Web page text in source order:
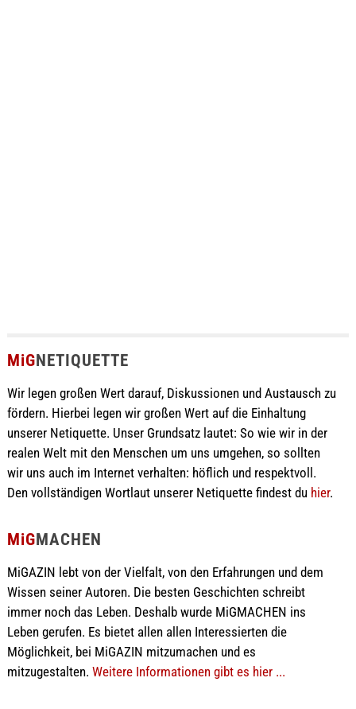
MiGNETIQUETTE
Wir legen großen Wert darauf, Diskussionen und Austausch zu
fördern. Hierbei legen wir großen Wert auf die Einhaltung
unserer Netiquette. Unser Grundsatz lautet: So wie wir in der
realen Welt mit den Menschen um uns umgehen, so sollten
wir uns auch im Internet verhalten: höflich und respektvoll.
Den vollständigen Wortlaut unserer Netiquette findest du hier.
MiGMACHEN
MiGAZIN lebt von der Vielfalt, von den Erfahrungen und dem
Wissen seiner Autoren. Die besten Geschichten schreibt
immer noch das Leben. Deshalb wurde MiGMACHEN ins
Leben gerufen. Es bietet allen allen Interessierten die
Möglichkeit, bei MiGAZIN mitzumachen und es
mitzugestalten. Weitere Informationen gibt es hier ...